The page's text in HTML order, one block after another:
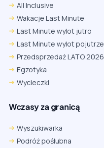
All Inclusive
Wakacje Last Minute
Last Minute wylot jutro
Last Minute wylot pojutrze
Przedsprzedaż LATO 2026
Egzotyka
Wycieczki
Wczasy za granicą
Wyszukiwarka
Podróż poślubna